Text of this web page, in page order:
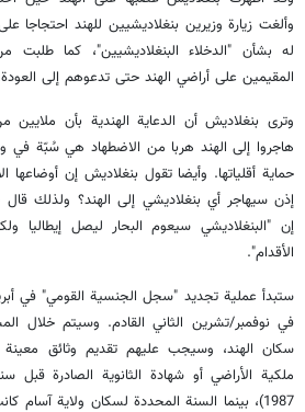
وألغت زيارة وزيرين بنغلاديشيين للهند احتجاجا
له بشأن "الدخلاء البنغلاديشيين"، كما طلبت
المقيمين على أراضي الهند حتى تدعوهم إلى
وترى بنغلاديش أن الدعاية الهندية بأن ملايين
هاجروا إلى الهند هربا من الاضطهاد هي سُبّة
حماية أقلياتها. وأيضا تقول بنغلاديش إن أوضاعها
إذن سيهاجر أي بنغلاديشي إلى الهند؟ ولذلك قال
إن "البنغلاديشي سيعوم البحار ليصل إيطاليا
الأقدام".
ستبدأ عملية تجديد "سجل الجنسية القومي" في
في نوفمبر/تشرين الثاني القادم. وسيتم خلال
سكان الهند، وسيجب عليهم تقديم وثائق معينة
ملكية الأراضي أو شهادة الثانوية الصادرة